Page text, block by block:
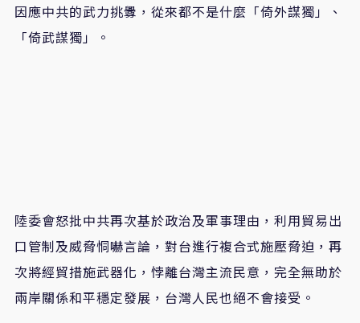
因應中共的武力挑釁，從來都不是什麼「倚外謀獨」、
「倚武謀獨」。
陸委會怒批中共再次基於政治及軍事理由，利用貿易出
口管制及威脅恫嚇言論，對台進行複合式施壓脅迫，再
次將經貿措施武器化，悖離台灣主流民意，完全無助於
兩岸關係和平穩定發展，台灣人民也絕不會接受。